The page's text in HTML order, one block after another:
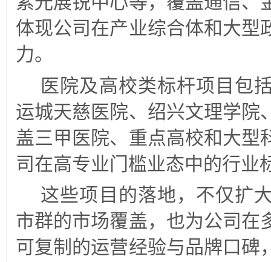
体现公司在产业综合体和大型
力。
医院及高校类标杆项目包
运城天慈医院、绍兴文理学院
盖三甲医院、重点高校和大型
司在高专业门槛业态中的行业
这些项目的落地，不仅扩
市群的市场覆盖，也为公司在
可复制的运营经验与品牌口碑